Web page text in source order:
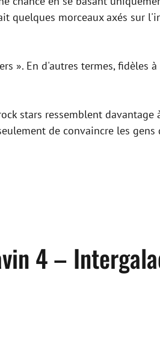
quelques morceaux axés sur
». En d'autres termes, fidèles
stars ressemblent davantage
de convaincre les
4 –